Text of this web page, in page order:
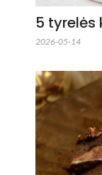
5 tyrelės
2026-05-14